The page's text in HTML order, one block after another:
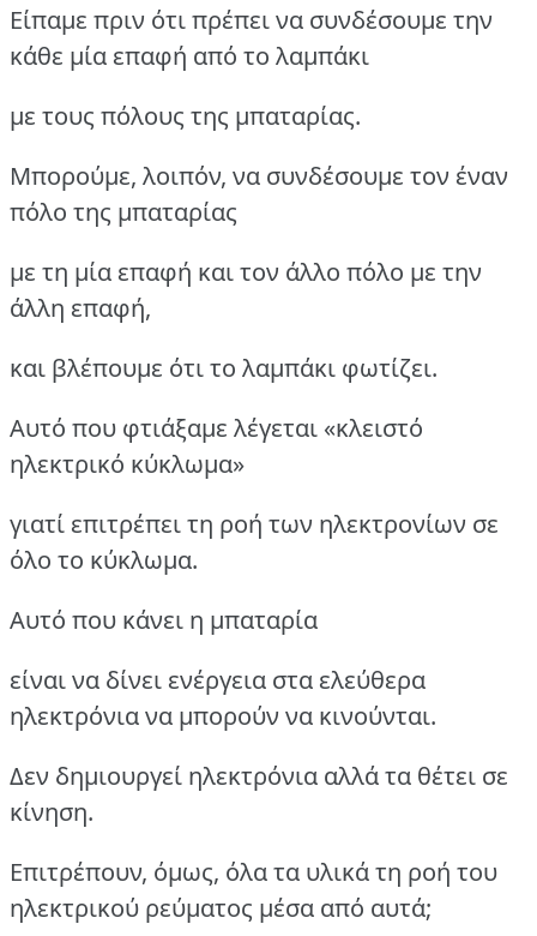
Είπαμε πριν ότι πρέπει να συνδέσουμε την
κάθε μία επαφή από το λαμπάκι
με τους πόλους της μπαταρίας.
Μπορούμε, λοιπόν, να συνδέσουμε τον έναν
πόλο της μπαταρίας
με τη μία επαφή και τον άλλο πόλο με την
άλλη επαφή,
και βλέπουμε ότι το λαμπάκι φωτίζει.
Αυτό που φτιάξαμε λέγεται «κλειστό
ηλεκτρικό κύκλωμα»
γιατί επιτρέπει τη ροή των ηλεκτρονίων σε
όλο το κύκλωμα.
Αυτό που κάνει η μπαταρία
είναι να δίνει ενέργεια στα ελεύθερα
ηλεκτρόνια να μπορούν να κινούνται.
Δεν δημιουργεί ηλεκτρόνια αλλά τα θέτει σε
κίνηση.
Επιτρέπουν, όμως, όλα τα υλικά τη ροή του
ηλεκτρικού ρεύματος μέσα από αυτά;